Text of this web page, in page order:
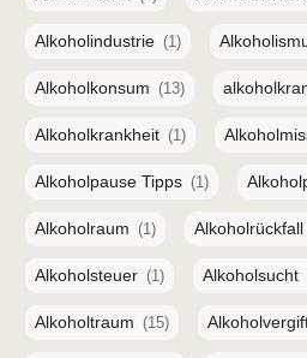
Alkoholindustrie (1)
Alkoholkonsum (13)
Alkoholkrankheit (1)
Alkoholpause Tipps (1)
Alkoholraum (1)
Alkoholsteuer (1) Alkoholsucht
Alkoholtraum (15)